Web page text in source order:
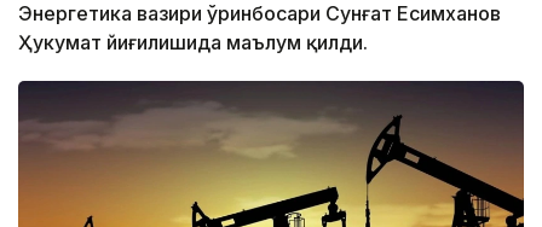
Энергетика вазири ўринбосари Сунғат Есимханов
Ҳукумат йиғилишида маълум қилди.